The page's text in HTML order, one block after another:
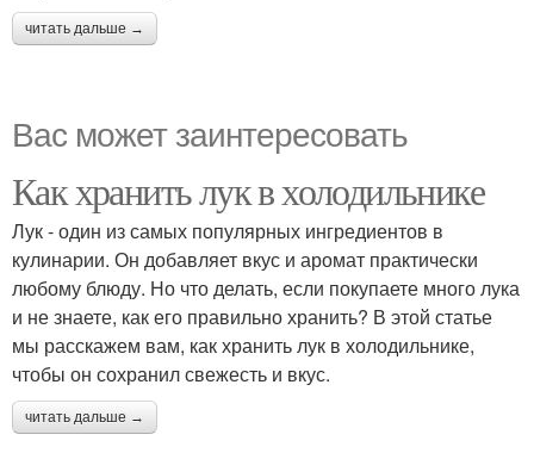
читать дальше →
Вас может заинтересовать
Как хранить лук в холодильнике
Лук - один из самых популярных ингредиентов в
кулинарии. Он добавляет вкус и аромат практически
любому блюду. Но что делать, если покупаете много лука
и не знаете, как его правильно хранить? В этой статье
мы расскажем вам, как хранить лук в холодильнике,
чтобы он сохранил свежесть и вкус.
читать дальше →